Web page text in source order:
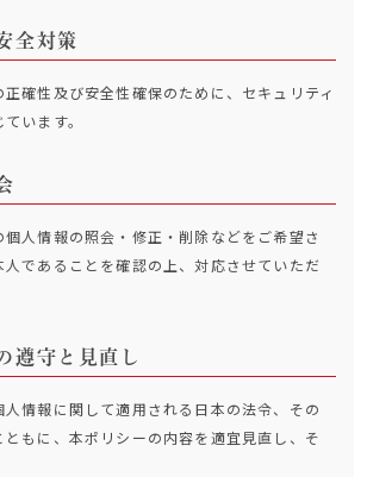
全対策
確性及び安全性確保のために、セキュリティ
います。
人情報の照会・修正・削除などをご希望さ
であることを確認の上、対応させていただ
遵守と見直し
情報に関して適用される日本の法令、その
もに、本ポリシーの内容を適宜見直し、そ